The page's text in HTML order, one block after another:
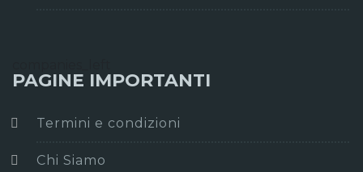
PAGINE IMPORTANTI
Termini e condizioni
Chi Siamo